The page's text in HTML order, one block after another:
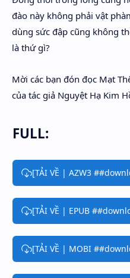
đào này không phải vật
dùng sức đập cũng không
là thứ gì?
Mời các bạn đón đọc Mạt
của tác giả Nguyệt Hạ Kim
FULL:
[TẢI VỀ | AZW3
[TẢI VỀ | EPUB
[TẢI VỀ | MOBI